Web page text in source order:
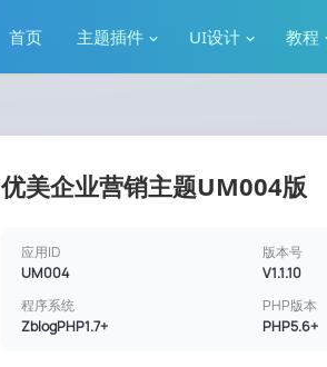
首页 主题插件 UI设计 教程
优美企业营销主题UM004版
应用ID
UM004
版本号
V1.1.10
程序系统
ZblogPHP1.7+
PHP版本
PHP5.6+